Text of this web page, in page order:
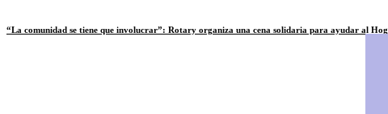
“La comunidad se tiene que involucrar”: Rotary organiza una cena solidaria para ayudar al